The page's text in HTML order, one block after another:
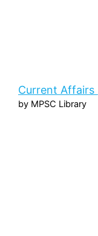
Current Affairs |
by MPSC Library